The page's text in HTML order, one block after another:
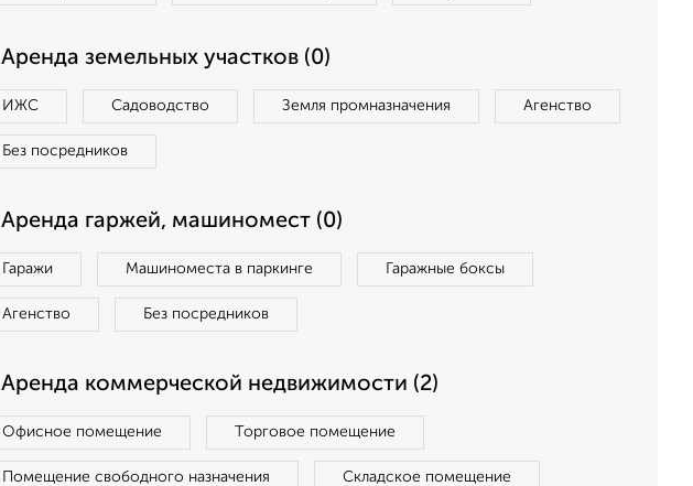
Аренда земельных участков (0)
ИЖС Садоводство Земля промназначения Агенство
Без посредников
Аренда гаржей, машиномест (0)
Гаражи Машиноместа в паркинге Гаражные боксы
Агенство Без посредников
Аренда коммерческой недвижимости (2)
Офисное помещение Торговое помещение
Помещение свободного назначения Складское помещение